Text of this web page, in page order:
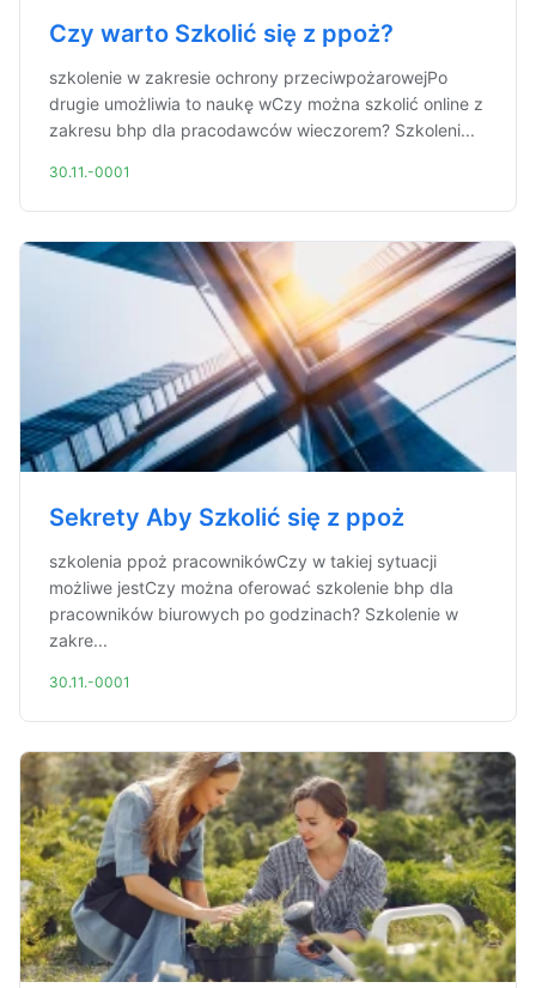
Czy warto Szkolić się z ppoż?
szkolenie w zakresie ochrony przeciwpożarowejPo
drugie umożliwia to naukę wCzy można szkolić online z
zakresu bhp dla pracodawców wieczorem? Szkoleni...
30.11.-0001
Sekrety Aby Szkolić się z ppoż
szkolenia ppoż pracownikówCzy w takiej sytuacji
możliwe jestCzy można oferować szkolenie bhp dla
pracowników biurowych po godzinach? Szkolenie w
zakre...
30.11.-0001